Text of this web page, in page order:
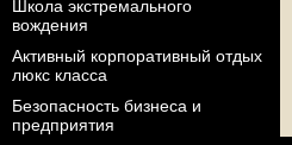
Школа экстремального
вождения
Активный корпоративный отдых
люкс класса
Безопасность бизнеса и
предприятия